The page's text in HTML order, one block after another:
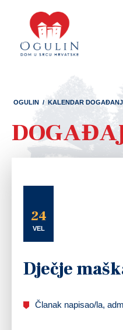
OGULIN / KALENDAR
24
VEL
Dječje
Članak napisao/la,